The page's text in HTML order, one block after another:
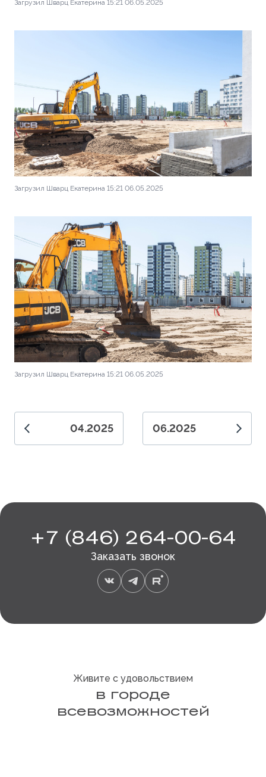
Загрузил Шварц Екатерина 15:21 06.05.2025
Загрузил Шварц Екатерина 15:21 06.05.2025
Загрузил Шварц Екатерина 15:21 06.05.2025
04.2025 06.2025
+7 (846) 264-00-64
Заказать звонок
Живите с удовольствием
в городе
всевозможностей